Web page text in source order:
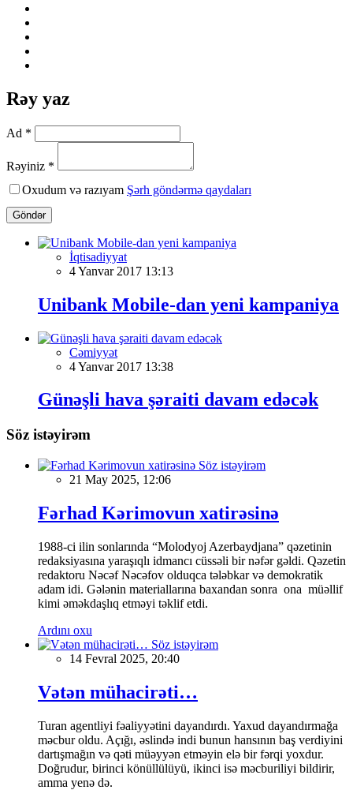
Rəy yaz
Ad *
Rəyiniz *
Oxudum və razıyam Şərh göndərmə qaydaları
Göndər
İqtisadiyyat
4 Yanvar 2017 13:13
Unibank Mobile-dan yeni kampaniya
Cəmiyyət
4 Yanvar 2017 13:38
Günəşli hava şəraiti davam edəcək
Söz istəyirəm
Söz istəyirəm
21 May 2025, 12:06
Fərhad Kərimovun xatirəsinə
1988-ci ilin sonlarında “Molodyoj Azerbaydjana” qəzetinin
redaksiyasına yaraşıqlı idmancı cüssəli bir nəfər gəldi. Qəzetin
redaktoru Nəcəf Nəcəfov olduqca tələbkar və demokratik
adam idi. Gələnin materiallarına baxandan sonra ona müəllif
kimi əməkdaşlıq etməyi təklif etdi.
Ardını oxu
Söz istəyirəm
14 Fevral 2025, 20:40
Vətən mühacirəti…
Turan agentliyi fəaliyyətini dayandırdı. Yaxud dayandırmağa
məcbur oldu. Açığı, əslində indi bunun hansının baş verdiyini
dartışmağın və qəti müəyyən etməyin elə bir fərqi yoxdur.
Doğrudur, birinci könüllülüyü, ikinci isə məcburiliyi bildirir,
amma yenə də.